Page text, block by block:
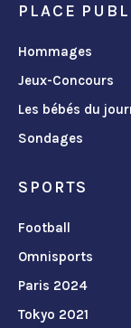
PLACE
Hommages
Jeux-Concours
Les bébés du
Sondages
SPORTS
Football
Omnisports
Paris 2024
Tokyo 2021